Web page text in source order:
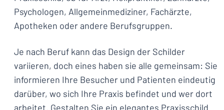
Psychologen, Allgemeinmediziner, Fachärzte,
Apotheken oder andere Berufsgruppen.
Je nach Beruf kann das Design der Schilder
variieren, doch eines haben sie alle gemeinsam: Sie
informieren Ihre Besucher und Patienten eindeutig
darüber, wo sich Ihre Praxis befindet und wer dort
arbeitet. Gestalten Sie ein elegantes Praxisschild